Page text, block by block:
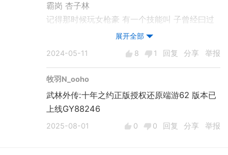
霸岗 杏子林
记得那时候玩女枪豪 有一个技能叫 子曾经曰过
挺逗的 另外还骗过老色皮的金 哥哥没有药钱了
没装妹妹骗金的时候 我还在捡玄蛇之皮 沉默石
竹子等等各种材料 通宵摆摊
全失去了曾经猛肝等级通宵刷怪的乐趣
物是人非还是时光已逝
展开全部
2024-05-11 8 1 回复 分享 举报
牧羽N_ooho
武林外传:十年之约正版授权还原端游62 版本已
上线GY88246
2025-08-01 0 0 回复 分享 举报